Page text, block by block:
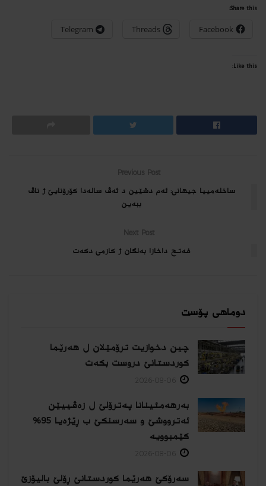
Share this:
Facebook
Threads
Telegram
Like this:
Previous Post
ساخلەمییا جیهانی: ئەم دشێین د ئەڤ سالەدا کۆرۆنایێ ژ ناڤ
ببەین
Next Post
فه‌تح داخازا به‌لگان ژ كازمى دكه‌ت
دوماهی پۆست
چین دخوازیت ترۆمێلان ل هەرێما
كوردستانێ دروست بكەت
بەرهەمئینانا په‌ترۆلێ ل زه‌ڤییێن
ئەترووشێ و سەرسنكێ ب ڕێژەیا 95%
كێمبوویە
سەرۆکێ هەرێما کوردستانێ ڕۆلێ بالیۆزێ